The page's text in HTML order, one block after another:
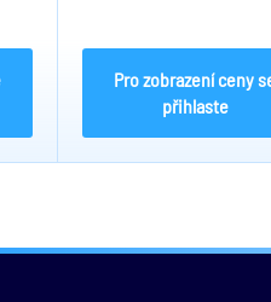
příslušným čtecím...
Pro zobrazení ceny
přihlaste